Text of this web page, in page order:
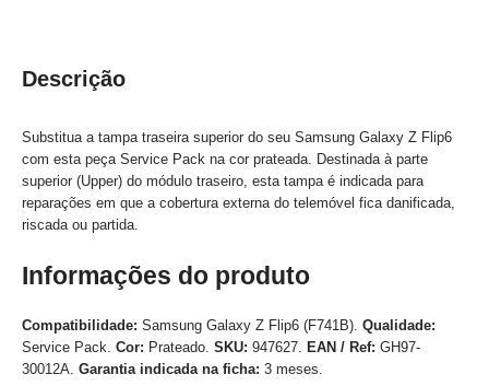
Descrição
Substitua a tampa traseira superior do seu Samsung Galaxy Z Flip6
com esta peça Service Pack na cor prateada. Destinada à parte
superior (Upper) do módulo traseiro, esta tampa é indicada para
reparações em que a cobertura externa do telemóvel fica danificada,
riscada ou partida.
Informações do produto
Compatibilidade: Samsung Galaxy Z Flip6 (F741B). Qualidade:
Service Pack. Cor: Prateado. SKU: 947627. EAN / Ref: GH97-
30012A. Garantia indicada na ficha: 3 meses.